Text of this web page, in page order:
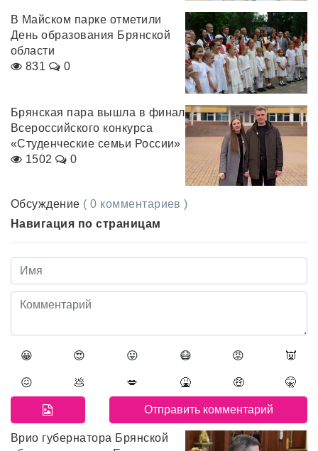
В Майском парке отметили
День образования Брянской
области
831
0
Брянская пара вышла в финал
Всероссийского конкурса
«Студенческие семьи России»
1502
0
Обсуждение ( 0 комментариев )
Навигация по страницам
😀 😍 😛 😷 😡 👿
😖 💩 💋 🤮 🤑 🤫
Врио губернатора Брянской